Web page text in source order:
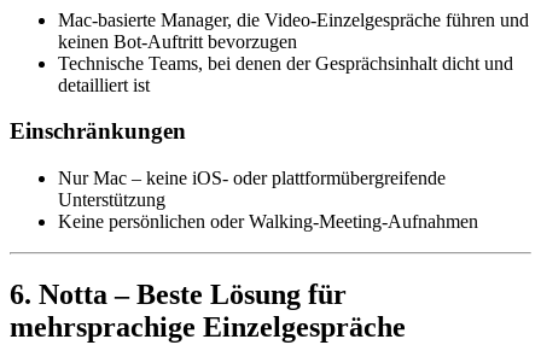
Mac-basierte Manager, die Video-Einzelgespräche führen und
keinen Bot-Auftritt bevorzugen
Technische Teams, bei denen der Gesprächsinhalt dicht und
detailliert ist
Einschränkungen
Nur Mac – keine iOS- oder plattformübergreifende
Unterstützung
Keine persönlichen oder Walking-Meeting-Aufnahmen
6. Notta – Beste Lösung für
mehrsprachige Einzelgespräche